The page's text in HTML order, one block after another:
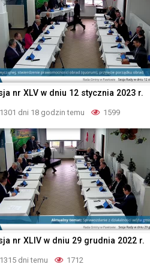
nr XLV w dniu 12 stycznia 2023 r.
1301 dni 18 godzin temu 1599
nr XLIV w dniu 29 grudnia 2022 r.
1315 dni temu 1712